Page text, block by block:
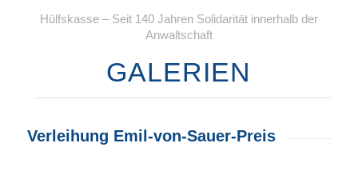
Hülfskasse – Seit 140 Jahren Solidarität innerhalb der
Anwaltschaft
GALERIEN
Verleihung Emil-von-Sauer-Preis